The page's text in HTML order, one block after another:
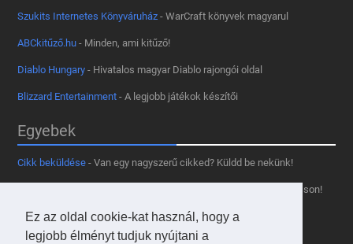
Ez az oldal cookie-kat használ, hogy a
legjobb élményt tudjuk nyújtani a
Szukits Internetes Könyváruház - WarCraft könyvek magyarul
ABCkitűző.hu - Minden, ami kitűző!
Diablo Hungary - Hivatalos magyar Diablo rajongói oldal
Blizzard Entertainment - A legjobb játékok készítői
Egyebek
Cikk beküldése - Van egy nagyszerű cikked? Küldd be nekünk!
- Tetszik az oldal? Segíts, hogy fennmaradhasson!
Kapcsolat, médiaajánlat- Lépj velünk kapcsolatba!